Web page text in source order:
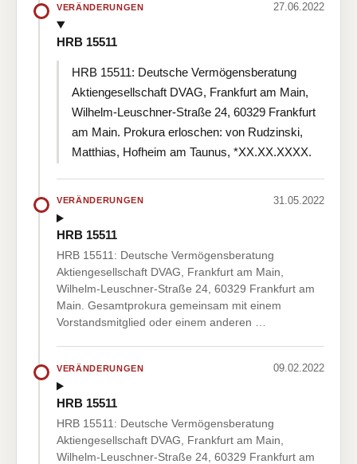
VERÄNDERUNGEN 27.06.2022
HRB 15511
HRB 15511: Deutsche Vermögensberatung
Aktiengesellschaft DVAG, Frankfurt am Main,
Wilhelm-Leuschner-Straße 24, 60329 Frankfurt
am Main. Prokura erloschen: von Rudzinski,
Matthias, Hofheim am Taunus, *XX.XX.XXXX.
VERÄNDERUNGEN 31.05.2022
HRB 15511
HRB 15511: Deutsche Vermögensberatung
Aktiengesellschaft DVAG, Frankfurt am Main,
Wilhelm-Leuschner-Straße 24, 60329 Frankfurt am
Main. Gesamtprokura gemeinsam mit einem
Vorstandsmitglied oder einem anderen …
VERÄNDERUNGEN 09.02.2022
HRB 15511
HRB 15511: Deutsche Vermögensberatung
Aktiengesellschaft DVAG, Frankfurt am Main,
Wilhelm-Leuschner-Straße 24, 60329 Frankfurt am